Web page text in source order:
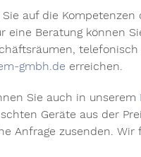
auf die
eine Beratung können
gmbh.de erreichen.
Sie auch in unserem
Geräte aus der
Anfrage zusenden. Wir